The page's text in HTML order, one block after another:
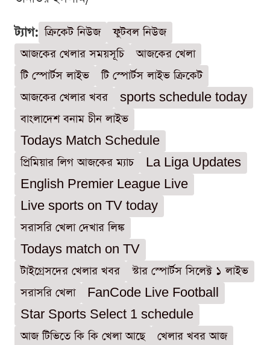
ট্যাগ: ক্রিকেট নিউজ
ফুটবল নিউজ
আজকের খেলার সময়সূচি
আজকের খেলা
টি স্পোর্টস লাইভ
টি স্পোর্টস লাইভ ক্রিকেট
আজকের খেলার খবর
sports schedule today
বাংলাদেশ বনাম চীন লাইভ
Todays Match Schedule
প্রিমিয়ার লিগ আজকের ম্যাচ
La Liga Updates
English Premier League Live
Live sports on TV today
সরাসরি খেলা দেখার লিঙ্ক
Todays match on TV
টাইগ্রেসদের খেলার খবর
স্টার স্পোর্টস সিলেক্ট ১ লাইভ
সরাসরি খেলা
FanCode Live Football
Star Sports Select 1 schedule
আজ টিভিতে কি কি খেলা আছে
খেলার খবর আজ